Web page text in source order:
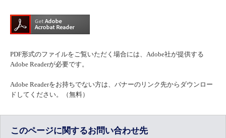
PDF形式のファイルをご覧いただく場合には、Adobe社が提供する
Adobe Readerが必要です。
Adobe Readerをお持ちでない方は、バナーのリンク先からダウンロー
ドしてください。（無料）
このページに関するお問い合わせ先